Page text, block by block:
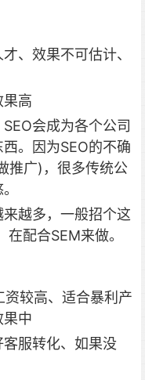
、效果不可估计、
果高
会成为各个公司
。因为SEO的不确
推广)，很多传统公
越多，一般招个这
配合SEM来做。
资较高、适合暴利产
果中
服转化、如果没